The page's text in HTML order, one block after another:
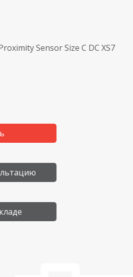
Sensor Size C DC XS7